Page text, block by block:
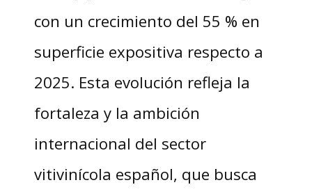
con un crecimiento del 55 % en
superficie expositiva respecto a
2025. Esta evolución refleja la
fortaleza y la ambición
internacional del sector
vitivinícola español, que busca